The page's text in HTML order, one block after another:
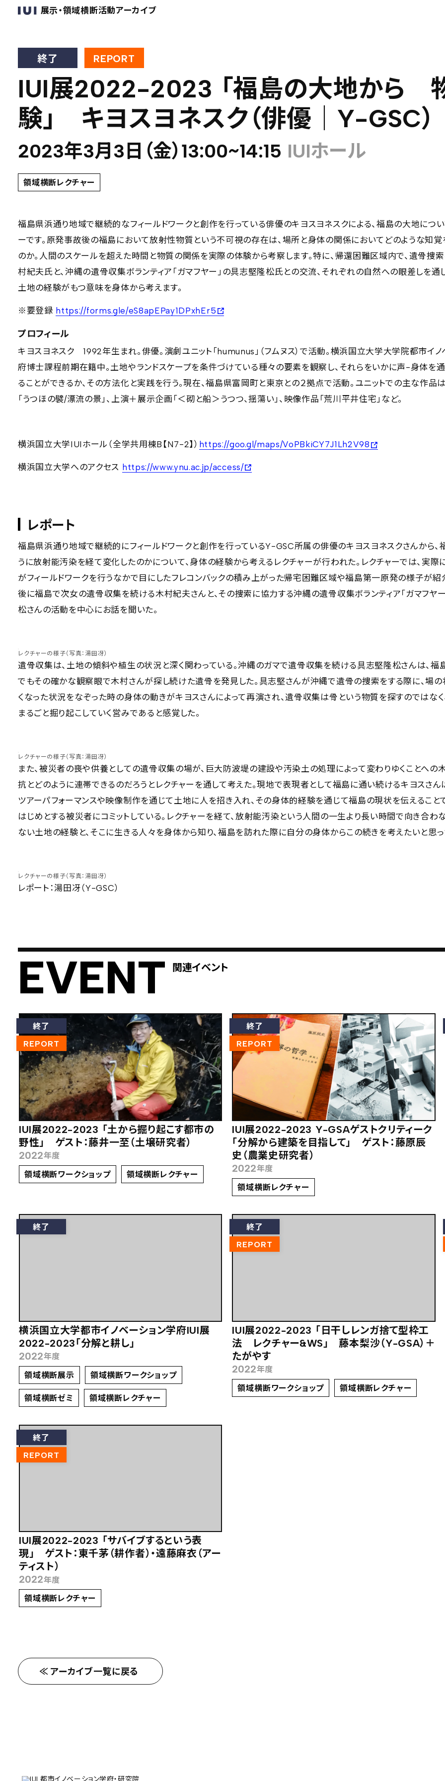
展示・領域横断活動アーカイブ
終了 REPORT
IUI展2022-2023 「福島の大地から
験」 キヨスヨネスク（俳優｜Y-GSC）
2023年3月3日（金）13:00~14:15 IUIホール
領域横断レクチャー
福島県浜通り地域で継続的なフィールドワークと創作を行っている俳優のキヨスヨネスクによる、福島の大地につ
ーです。原発事故後の福島において放射性物質という不可視の存在は、場所と身体の関係においてどのような知覚
のか。人間のスケールを超えた時間と物質の関係を実際の体験から考察します。特に、帰還困難区域内で、遺骨捜
村紀夫氏と、沖縄の遺骨収集ボランティア「ガマフヤー」の具志堅隆松氏との交流、それぞれの自然への眼差しを通
土地の経験がもつ意味を身体から考えます。
※要登録 https://forms.gle/eS8apEPay1DPxhEr5
プロフィール
キヨスヨネスク 1992年生まれ。俳優。演劇ユニット「humunus」（フムヌス）で活動。横浜国立大学大学院都市イノ
府博士課程前期在籍中。土地やランドスケープを条件づけている種々の要素を観察し、それらをいかに声-身体を通
ることができるか、その方法化と実践を行う。現在、福島県富岡町と東京との２拠点で活動。ユニットでの主な作品
「うつほの襞/漂流の景」、上演＋展示企画「＜砌と船＞うつつ、揺蕩い」、映像作品「荒川平井住宅」など。
横浜国立大学IUIホール（全学共用棟B【N7-2】） https://goo.gl/maps/VoPBkiCY7J1Lh2V98
横浜国立大学へのアクセス https://www.ynu.ac.jp/access/
レポート
福島県浜通り地域で継続的にフィールドワークと創作を行っているY-GSC所属の俳優のキヨスヨネスクさんから、
うに放射能汚染を経て変化したのかについて、身体の経験から考えるレクチャーが行われた。レクチャーでは、実際
がフィールドワークを行うなかで目にしたフレコンバックの積み上がった帰宅困難区域や福島第一原発の様子が紹
後に福島で次女の遺骨収集を続ける木村紀夫さんと、その捜索に協力する沖縄の遺骨収集ボランティア「ガマフヤ
松さんの活動を中心にお話を聞いた。
レクチャーの様子（写真：湯田冴）
遺骨収集は、土地の傾斜や植生の状況と深く関わっている。沖縄のガマで遺骨収集を続ける具志堅隆松さんは、福
でもその確かな観察眼で木村さんが探し続けた遺骨を発見した。具志堅さんが沖縄で遺骨の捜索をする際に、場
くなった状況をなぞった時の身体の動きがキヨスさんによって再演され、遺骨収集は骨という物質を探すのではなく
まるごと掘り起こしていく営みであると感覚した。
レクチャーの様子（写真：湯田冴）
また、被災者の喪や供養としての遺骨収集の場が、巨大防波堤の建設や汚染土の処理によって変わりゆくことへの
抗とどのように連帯できるのだろうとレクチャーを通して考えた。現地で表現者として福島に通い続けるキヨスさん
ツアーパフォーマンスや映像制作を通じて土地に人を招き入れ、その身体的経験を通じて福島の現状を伝えること
はじめとする被災者にコミットしている。レクチャーを経て、放射能汚染という人間の一生より長い時間で向き合わ
ない土地の経験と、そこに生きる人々を身体から知り、福島を訪れた際に自分の身体からこの続きを考えたいと思っ
レクチャーの様子（写真：湯田冴）
レポート：湯田冴（Y-GSC）
EVENT 関連イベント
終了
REPORT
IUI展2022-2023 「土から掘り起こす都市の
野性」 ゲスト：藤井一至（土壌研究者）
2022年度
領域横断ワークショップ
領域横断レクチャー
終了
REPORT
IUI展2022-2023 Y-GSAゲストクリティーク
「分解から建築を目指して」 ゲスト：藤原辰
史（農業史研究者）
2022年度
領域横断レクチャー
終了
横浜国立大学都市イノベーション学府IUI展
2022-2023「分解と耕し」
2022年度
領域横断展示
領域横断ワークショップ
領域横断ゼミ 領域横断レクチャー
終了
REPORT
IUI展2022-2023 「日干しレンガ捨て型枠工
法 レクチャー&WS」 藤本梨沙（Y-GSA）＋
たがやす
2022年度
領域横断ワークショップ
領域横断レクチャー
終了
REPORT
IUI展2022-2023 「サバイブするという表
現」 ゲスト：東千茅（耕作者）・遠藤麻衣（アー
ティスト）
2022年度
領域横断レクチャー
アーカイブ一覧に戻る